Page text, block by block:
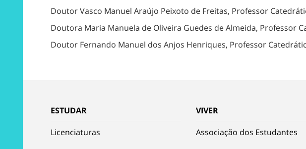
Doutor Vasco Manuel Araújo Peixoto de Freitas, Professor
Doutora Maria Manuela de Oliveira Guedes de Almeida, Professor
Doutor Fernando Manuel dos Anjos Henriques, Professor
ESTUDAR
Licenciaturas
VIVER
Associação dos Estudantes